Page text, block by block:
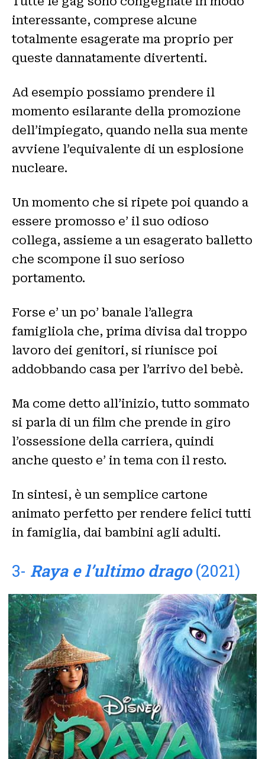
interessante, comprese alcune
totalmente esagerate ma proprio per
queste dannatamente divertenti.
Ad esempio possiamo prendere il
momento esilarante della promozione
dell’impiegato, quando nella sua mente
avviene l’equivalente di un esplosione
nucleare.
Un momento che si ripete poi quando a
essere promosso e’ il suo odioso
collega, assieme a un esagerato balletto
che scompone il suo serioso
portamento.
Forse e’ un po’ banale l’allegra
famigliola che, prima divisa dal troppo
lavoro dei genitori, si riunisce poi
addobbando casa per l’arrivo del bebè.
Ma come detto all’inizio, tutto sommato
si parla di un film che prende in giro
l’ossessione della carriera, quindi
anche questo e’ in tema con il resto.
In sintesi, è un semplice cartone
animato perfetto per rendere felici tutti
in famiglia, dai bambini agli adulti.
3- Raya e l’ultimo drago(2021)